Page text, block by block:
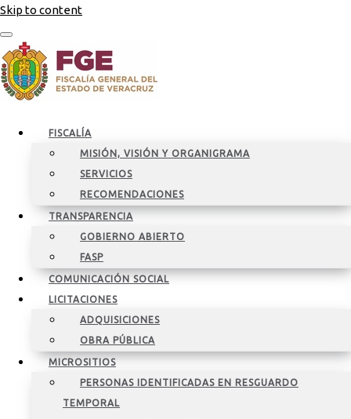
Skip to content
FISCALÍA
MISIÓN, VISIÓN Y ORGANIGRAMA
SERVICIOS
RECOMENDACIONES
TRANSPARENCIA
GOBIERNO ABIERTO
FASP
COMUNICACIÓN SOCIAL
LICITACIONES
ADQUISICIONES
OBRA PÚBLICA
MICROSITIOS
PERSONAS IDENTIFICADAS EN RESGUARDO
TEMPORAL